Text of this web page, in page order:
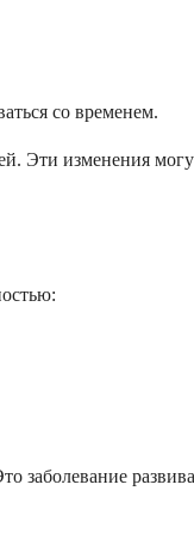
со временем.
Эти изменения